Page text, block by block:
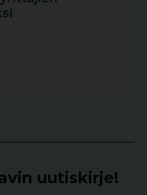
uutiskirje!